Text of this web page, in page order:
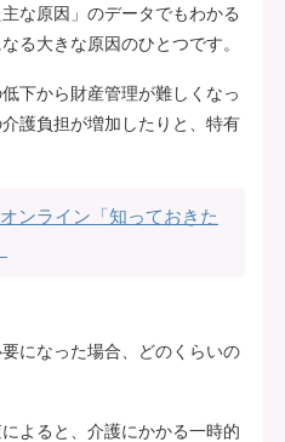
な原因」のデータでもわかる
る大きな原因のひとつです。
下から財産管理が難しくなっ
護負担が増加したりと、特有
ンライン「知っておきた
になった場合、どのくらいの
よると、介護にかかる一時的